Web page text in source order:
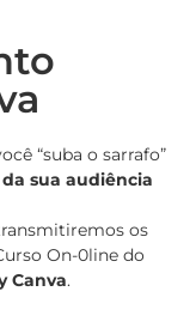
“suba o sarrafo”
sua audiência
os
On-0line do
Canva.